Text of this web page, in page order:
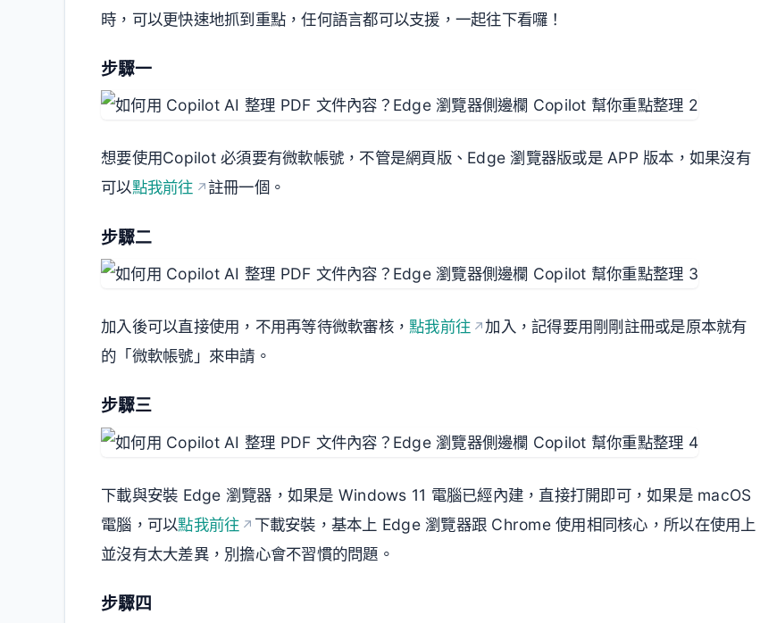
時，可以更快速地抓到重點，任何語言都可以支援，一起往下看囉！
步驟一
想要使用Copilot 必須要有微軟帳號，不管是網頁版、Edge 瀏覽器版或是 APP 版本，如果沒有
可以點我前往 註冊一個。
步驟二
加入後可以直接使用，不用再等待微軟審核， 點我前往
加入，記得要用剛剛註冊或是原本就有
的「微軟帳號」來申請。
步驟三
下載與安裝 Edge 瀏覽器，如果是 Windows 11 電腦已經內建，直接打開即可，如果是 macOS
電腦，可以點我前往
下載安裝，基本上 Edge 瀏覽器跟 Chrome 使用相同核心，所以在使用上
並沒有太大差異，別擔心會不習慣的問題。
步驟四